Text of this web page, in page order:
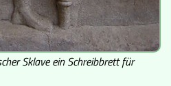
Sklave ein Schreibbrett für